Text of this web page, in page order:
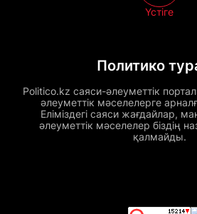
Политико
Politico.kz саяси-әлеуметтік
әлеуметтік мәселелерге
Еліміздегі саяси жағдайлар,
әлеуметтік мәселелер біздің
қалмайды.
Үстіге